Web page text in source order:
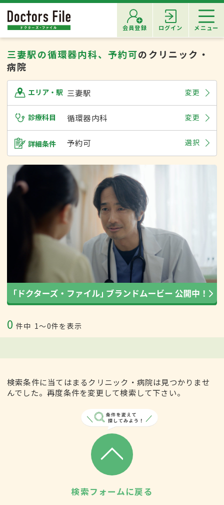
会員登録 ログイン メニュー
三妻駅の循環器内科、予約可のクリニック・
病院
エリア・駅 三妻駅 変更
診療科目 循環器内科 変更
詳細条件 予約可 選択
0 件中 1〜0件を表示
検索条件に当てはまるクリニック・病院は見つかりませ
んでした。再度条件を変更して検索して下さい。
検索フォームに戻る